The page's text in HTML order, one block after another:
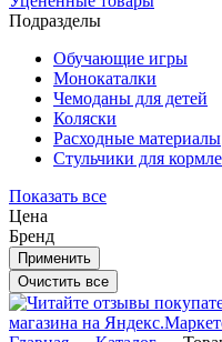
Подразделы
Обучающие игры
Монокаталки
Чемоданы для детей
Коляски
Расходные материалы
Стульчики для
Показать все
Цена
Бренд